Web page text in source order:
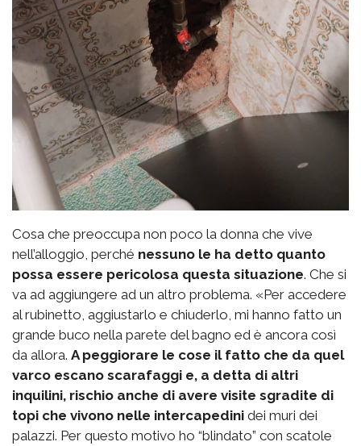
Cosa che preoccupa non poco la donna che vive
nell’alloggio, perché nessuno le ha detto quanto
possa essere pericolosa questa situazione. Che si
va ad aggiungere ad un altro problema. «Per accedere
al rubinetto, aggiustarlo e chiuderlo, mi hanno fatto un
grande buco nella parete del bagno ed è ancora così
da allora. A peggiorare le cose il fatto che da quel
varco escano scarafaggi e, a detta di altri
inquilini, rischio anche di avere visite sgradite di
topi che vivono nelle intercapedini dei muri dei
palazzi. Per questo motivo ho “blindato” con scatole